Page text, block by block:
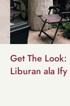
Get The
Liburan ala Ify